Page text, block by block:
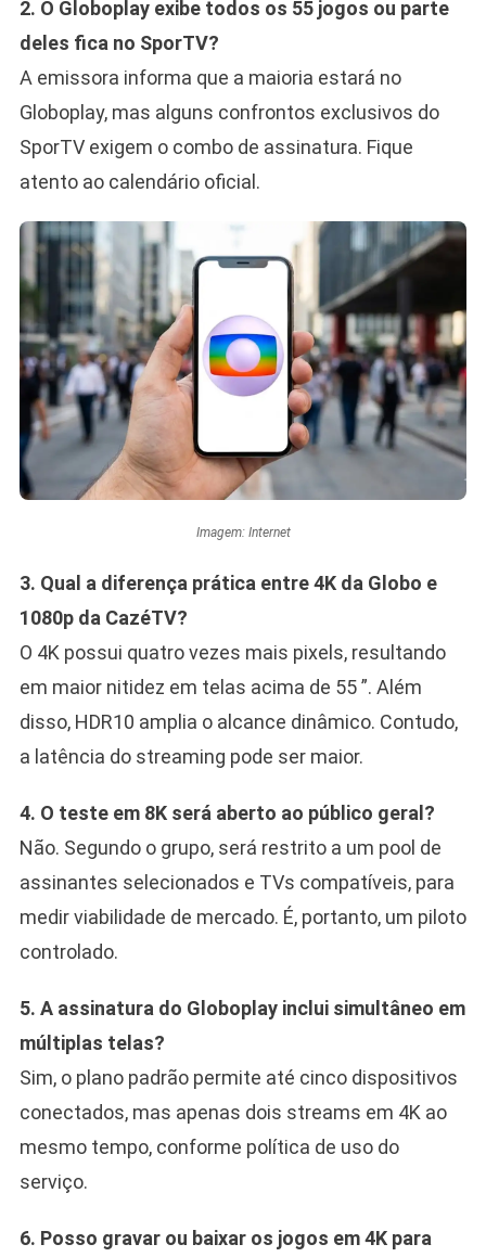
2. O Globoplay exibe todos os 55 jogos ou parte
deles fica no SporTV?
A emissora informa que a maioria estará no
Globoplay, mas alguns confrontos exclusivos do
SporTV exigem o combo de assinatura. Fique
atento ao calendário oficial.
Imagem: Internet
3. Qual a diferença prática entre 4K da Globo e
1080p da CazéTV?
O 4K possui quatro vezes mais pixels, resultando
em maior nitidez em telas acima de 55 ”. Além
disso, HDR10 amplia o alcance dinâmico. Contudo,
a latência do streaming pode ser maior.
4. O teste em 8K será aberto ao público geral?
Não. Segundo o grupo, será restrito a um pool de
assinantes selecionados e TVs compatíveis, para
medir viabilidade de mercado. É, portanto, um piloto
controlado.
5. A assinatura do Globoplay inclui simultâneo em
múltiplas telas?
Sim, o plano padrão permite até cinco dispositivos
conectados, mas apenas dois streams em 4K ao
mesmo tempo, conforme política de uso do
serviço.
6. Posso gravar ou baixar os jogos em 4K para